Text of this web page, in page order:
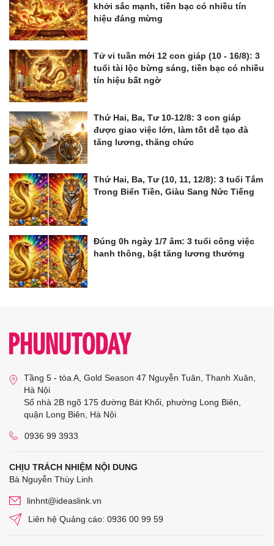
khởi sắc mạnh, tiền bạc có nhiều tín
hiệu đáng mừng
Tử vi tuần mới 12 con giáp (10 - 16/8): 3
tuổi tài lộc bừng sáng, tiền bạc có nhiều
tín hiệu bất ngờ
Thứ Hai, Ba, Tư 10-12/8: 3 con giáp
được giao việc lớn, làm tốt dễ tạo đà
tăng lương, thăng chức
Thứ Hai, Ba, Tư (10, 11, 12/8): 3 tuổi Tắm
Trong Biển Tiền, Giàu Sang Nức Tiếng
Đúng 0h ngày 1/7 âm: 3 tuổi công việc
hanh thông, bật tăng lương thưởng
Tầng 5 - tòa A, Gold Season 47 Nguyễn Tuân, Thanh Xuân,
Hà Nội
Số nhà 2B ngõ 175 đường Bát Khối, phường Long Biên,
quận Long Biên, Hà Nội
0936 99 3933
CHỊU TRÁCH NHIỆM NỘI DUNG
Bà Nguyễn Thùy Linh
linhnt@ideaslink.vn
Liên hệ Quảng cáo: 0936 00 99 59